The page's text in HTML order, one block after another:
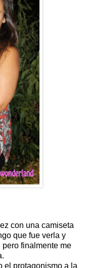
con una camiseta
que fue verla y
finalmente me
el protagonismo a la